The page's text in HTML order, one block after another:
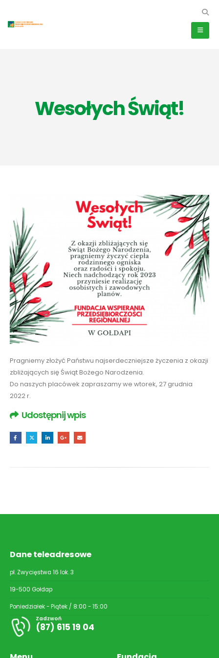
Wesołych Świąt!
Pragniemy złożyć Państwu najserdeczniejsze życzenia z okazji
zbliżających się Świąt Bożego Narodzenia.
Do naszych placówek zapraszamy we wtorek, 27 grudnia
2022 r.
Udostępnij wpis
Dane teleadresowe
pl. Zwycięstwa 16 lok. 3
19-500 Gołdap
Poniedziałek - Piątek / 8:00 - 15:00
Zadzwoń
(87) 615 19 04